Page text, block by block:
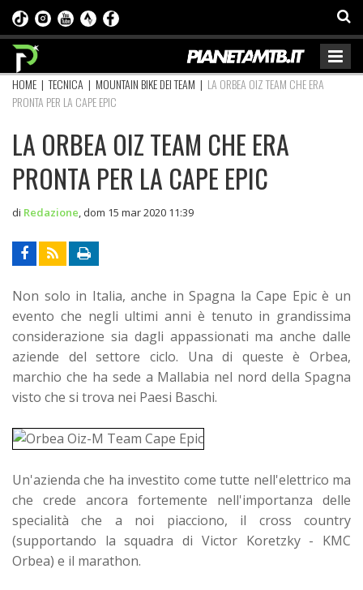
HOME |TECNICA | MOUNTAIN BIKE DEI TEAM | LA ORBEA OIZ TEAM CHE ERA
PRONTA PER LA CAPE EPIC
LA ORBEA OIZ TEAM CHE ERA
PRONTA PER LA CAPE EPIC
di Redazione dom 15 mar 2020 11:39
Non solo in Italia, anche in Spagna la Cape Epic è un
evento che negli ultimi anni è tenuto in grandissima
considerazione sia dagli appassionati ma anche dalle
aziende del settore ciclo. Una di queste è Orbea,
marchio che ha sede a Mallabia nel nord della Spagna
visto che si trova nei Paesi Baschi.
Un'azienda che ha investito come tutte nell'elettrico ma
che crede ancora fortemente nell'importanza delle
specialità che a noi piacciono, il cross country
(supportando la squadra di Victor Koretzky - KMC
Orbea) e il marathon.